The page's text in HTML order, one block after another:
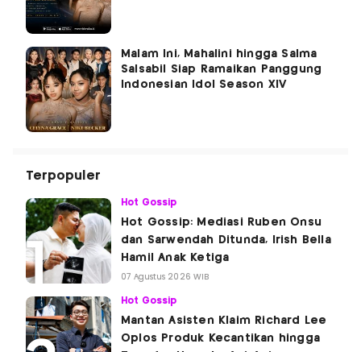
Malam Ini, Mahalini hingga Salma
Salsabil Siap Ramaikan Panggung
Indonesian Idol Season XIV
Terpopuler
Hot Gossip
Hot Gossip: Mediasi Ruben Onsu
dan Sarwendah Ditunda, Irish Bella
Hamil Anak Ketiga
07 Agustus 2026 WIB
Hot Gossip
Mantan Asisten Klaim Richard Lee
Oplos Produk Kecantikan hingga